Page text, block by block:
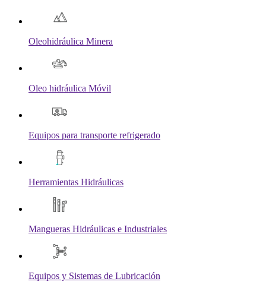
Oleohidráulica Minera
Oleo hidráulica Móvil
Equipos para transporte refrigerado
Herramientas Hidráulicas
Mangueras Hidráulicas e Industriales
Equipos y Sistemas de Lubricación